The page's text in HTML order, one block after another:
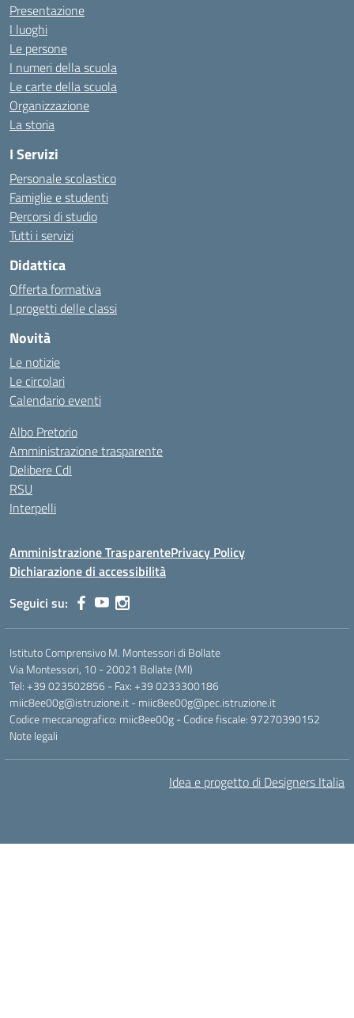
Presentazione
I luoghi
Le persone
I numeri della scuola
Le carte della scuola
Organizzazione
La storia
I Servizi
Personale scolastico
Famiglie e studenti
Percorsi di studio
Tutti i servizi
Didattica
Offerta formativa
I progetti delle classi
Novità
Le notizie
Le circolari
Calendario eventi
Albo Pretorio
Amministrazione trasparente
Delibere CdI
RSU
Interpelli
Amministrazione TrasparentePrivacy Policy
Dichiarazione di accessibilità
Seguici su:
Istituto Comprensivo M. Montessori di Bollate
Via Montessori, 10 - 20021 Bollate (MI)
Tel: +39 023502856 - Fax: +39 0233300186
miic8ee00g@istruzione.it - miic8ee00g@pec.istruzione.it
Codice meccanografico: miic8ee00g - Codice fiscale: 97270390152
Note legali
Idea e progetto di Designers Italia